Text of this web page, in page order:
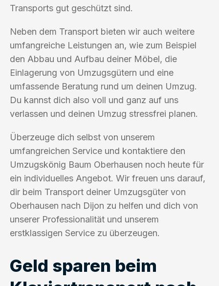
Transports gut geschützt sind.
Neben dem Transport bieten wir auch weitere
umfangreiche Leistungen an, wie zum Beispiel
den Abbau und Aufbau deiner Möbel, die
Einlagerung von Umzugsgütern und eine
umfassende Beratung rund um deinen Umzug.
Du kannst dich also voll und ganz auf uns
verlassen und deinen Umzug stressfrei planen.
Überzeuge dich selbst von unserem
umfangreichen Service und kontaktiere den
Umzugskönig Baum Oberhausen noch heute für
ein individuelles Angebot. Wir freuen uns darauf,
dir beim Transport deiner Umzugsgüter von
Oberhausen nach Dijon zu helfen und dich von
unserer Professionalität und unserem
erstklassigen Service zu überzeugen.
Geld sparen beim